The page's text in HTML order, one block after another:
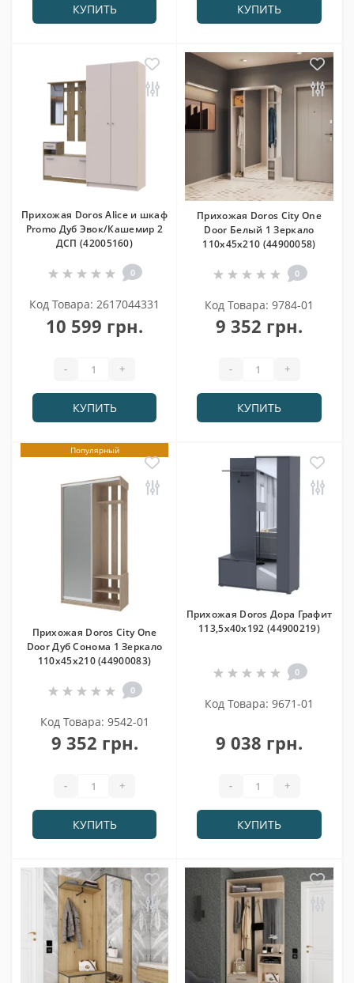
КУПИТЬ КУПИТЬ
Прихожая Doros Alice и шкаф
Promo Дуб Эвок/Кашемир 2
ДСП (42005160)
0
Код Товара: 2617044331
10 599 грн.
- +
КУПИТЬ
Прихожая Doros City One
Door Белый 1 Зеркало
110х45х210 (44900058)
0
Код Товара: 9784-01
9 352 грн.
- +
КУПИТЬ
Популярный
Прихожая Doros City One
Door Дуб Cонома 1 Зеркало
110х45х210 (44900083)
0
Код Товара: 9542-01
9 352 грн.
- +
КУПИТЬ
Прихожая Doros Дора Графит
113,5х40х192 (44900219)
0
Код Товара: 9671-01
9 038 грн.
- +
КУПИТЬ